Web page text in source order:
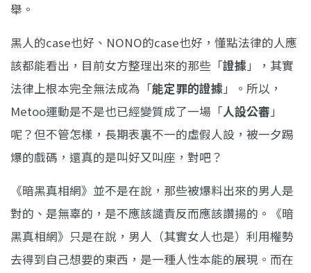
舉。
黑人的case也好、NONO的case也好，懂點法律的人應
該都能看出，目前女方整理出來的那些「證據」，其實
法律上根本完全無法成為「能定罪的證據」。所以，
Metoo運動是不是也已經變質成了一場「人設公審」
呢？但不管怎樣，長期表裏不一的虛假人設，被一夕踢
爆的戲碼，還真的是叫好又叫座，對吧？
《暗黑真相網》並不是在說，那些被爆料出來的男人是
對的、是無辜的，是不應該譴責反而應該讚揚的。《暗
黑真相網》只是在說，男人（其實女人也是）利用權勢
去得到自己想要的東西，是一種人性本能的展現。而在